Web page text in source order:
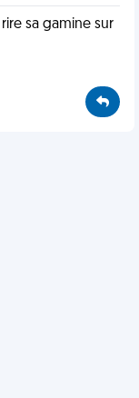
sa gamine sur